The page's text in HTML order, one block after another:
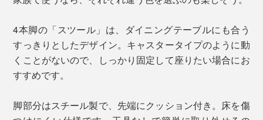
4本脚の「スツール」は、ダイニングテーブルにも合う
すっきりとしたデザイン。キャスタータイプのように動
くことがないので、しっかり固定して座りたい場合にお
すすめです。
脚部分はスチール製で、先端にクッション付き。床を傷